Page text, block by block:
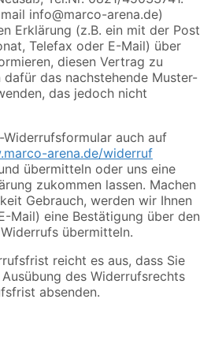
info@marco-arena.de)
Erklärung (z.B. ein mit der Post
Telefax oder E-Mail) über
diesen Vertrag zu
das nachstehende Muster-
das jedoch nicht
Widerrufsformular auch auf
arena.de/widerruf
übermitteln oder uns eine
zukommen lassen. Machen
Gebrauch, werden wir Ihnen
Mail) eine Bestätigung über den
übermitteln.
reicht es aus, dass Sie
des Widerrufsrechts
absenden.